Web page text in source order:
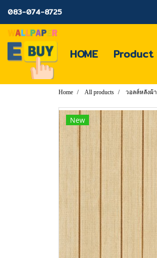
083-074-8725
HOME Product
Home All products วอลล์หลังผ้า
New